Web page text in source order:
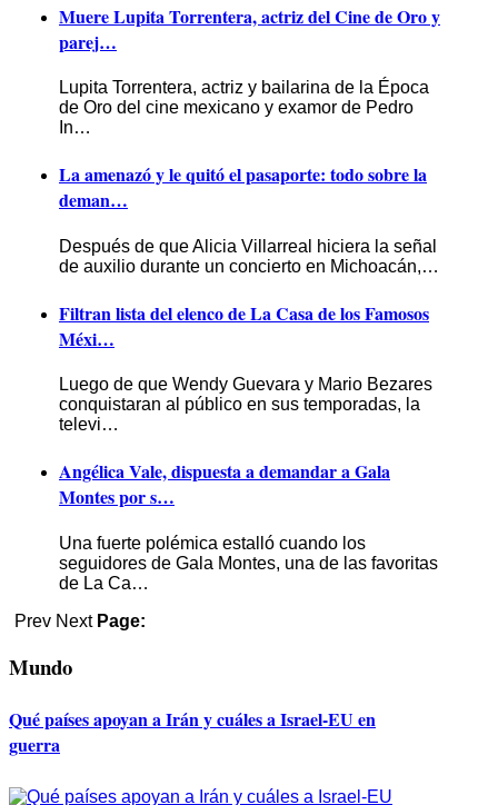
Muere Lupita Torrentera, actriz del Cine de Oro y
parej…
Lupita Torrentera, actriz y bailarina de la Época
de Oro del cine mexicano y examor de Pedro
In…
La amenazó y le quitó el pasaporte: todo sobre la
deman…
Después de que Alicia Villarreal hiciera la señal
de auxilio durante un concierto en Michoacán,…
Filtran lista del elenco de La Casa de los Famosos
Méxi…
Luego de que Wendy Guevara y Mario Bezares
conquistaran al público en sus temporadas, la
televi…
Angélica Vale, dispuesta a demandar a Gala
Montes por s…
Una fuerte polémica estalló cuando los
seguidores de Gala Montes, una de las favoritas
de La Ca…
Prev Next Page:
Mundo
Qué países apoyan a Irán y cuáles a Israel-EU en
guerra